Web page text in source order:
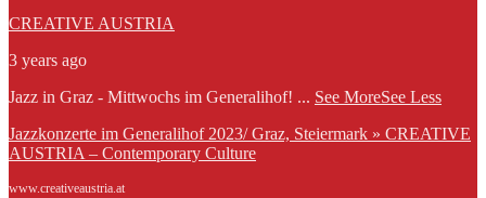
CREATIVE AUSTRIA
3 years ago
Jazz in Graz - Mittwochs im Generalihof! ... See MoreSee Less
Jazzkonzerte im Generalihof 2023/ Graz, Steiermark » CREATIVE
AUSTRIA – Contemporary Culture
www.creativeaustria.at